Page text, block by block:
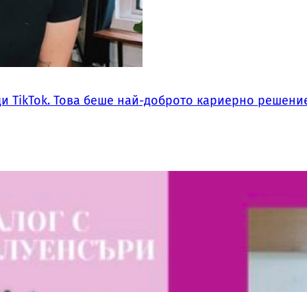
TikTok. Това беше най-доброто кариерно